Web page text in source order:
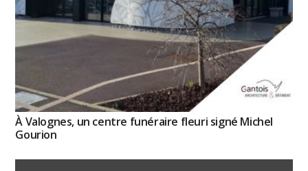
À Valognes, un centre funéraire fleuri signé Michel
Gourion